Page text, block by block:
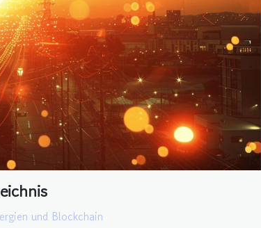
und Blockchain